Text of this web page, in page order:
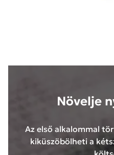
Növelje
Az első alkalommal
kiküszöbölheti a